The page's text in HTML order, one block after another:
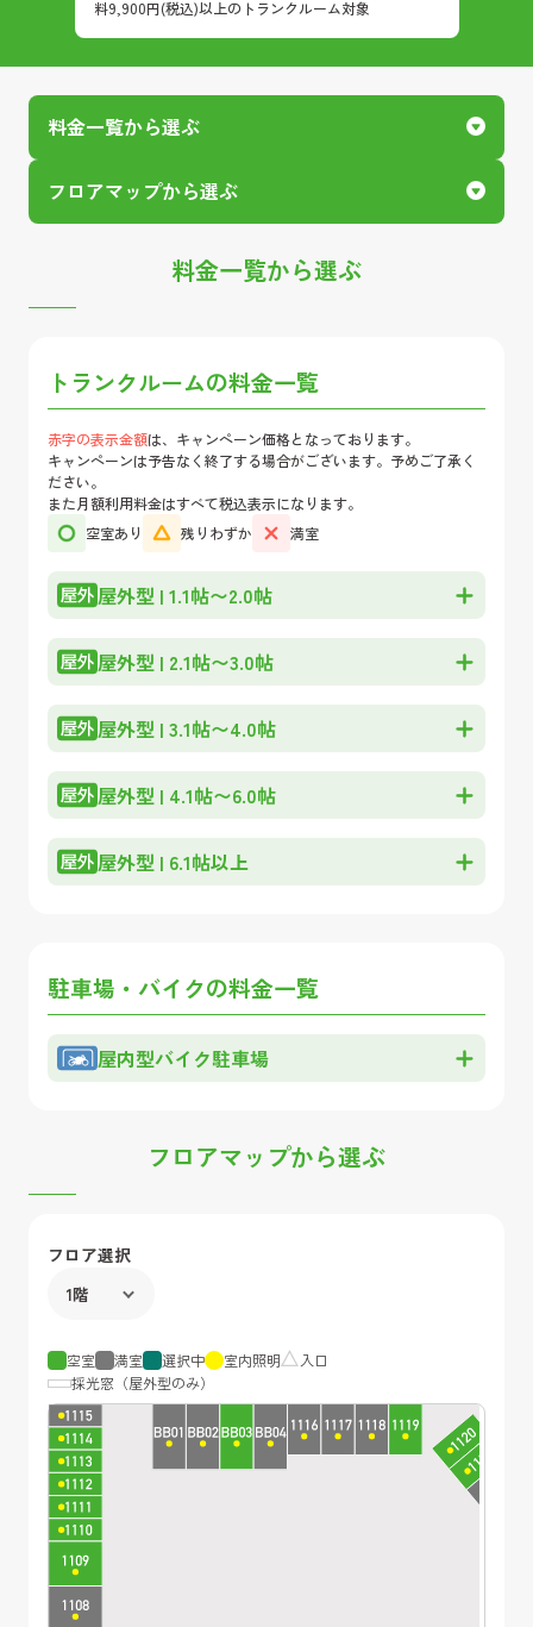
料9,900円(税込)以上のトランクルーム対象
料金一覧から選ぶ
フロアマップから選ぶ
料金一覧から選ぶ
トランクルームの料金一覧
赤字の表示金額は、キャンペーン価格となっております。
キャンペーンは予告なく終了する場合がございます。予めご了承く
ださい。
また月額利用料金はすべて税込表示になります。
空室あり
残りわずか 満室
屋外型 | 1.1帖〜2.0帖
屋外型 | 2.1帖〜3.0帖
屋外型 | 3.1帖〜4.0帖
屋外型 | 4.1帖〜6.0帖
屋外型 | 6.1帖以上
駐車場・バイクの料金一覧
屋内型バイク駐車場
フロアマップから選ぶ
フロア選択
空室 満室 選択中 室内照明
入口
採光窓（屋外型のみ）